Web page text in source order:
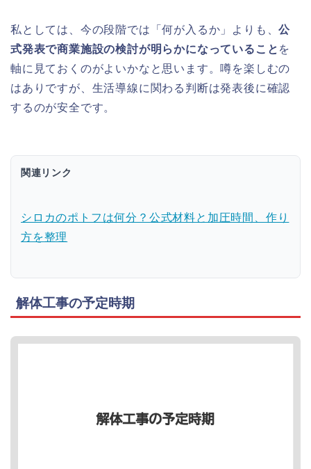
私としては、今の段階では「何が入るか」よりも、公
式発表で商業施設の検討が明らかになっていること を
軸に見ておくのがよいかなと思います。噂を楽しむの
はありですが、生活導線に関わる判断は発表後に確認
するのが安全です。
関連リンク
シロカのポトフは何分？公式材料と加圧時間、作り
方を整理
解体工事の予定時期